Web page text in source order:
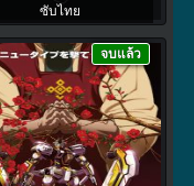
ซับไทย
จบแล้ว